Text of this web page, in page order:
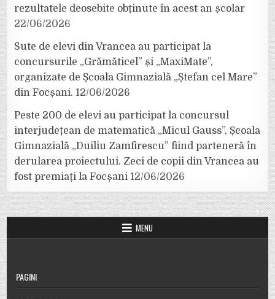
rezultatele deosebite obținute în acest an școlar
22/06/2026
Sute de elevi din Vrancea au participat la
concursurile „Grămăticel” și „MaxiMate”,
organizate de Școala Gimnazială „Ștefan cel Mare”
din Focșani. 12/06/2026
Peste 200 de elevi au participat la concursul
interjudețean de matematică „Micul Gauss”, Școala
Gimnazială „Duiliu Zamfirescu” fiind parteneră în
derularea proiectului. Zeci de copii din Vrancea au
fost premiați la Focșani 12/06/2026
MENU
PAGINI